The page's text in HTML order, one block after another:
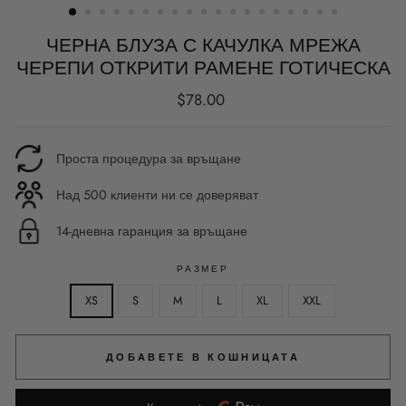
ЧЕРНА БЛУЗА С КАЧУЛКА МРЕЖА
ЧЕРЕПИ ОТКРИТИ РАМЕНЕ ГОТИЧЕСКА
Редовна
$78.00
Проста процедура за връщане
Над 500 клиенти ни се доверяват
14-дневна гаранция за връщане
РАЗМЕР
XS S M L XL XXL
ДОБАВЕТЕ В КОШНИЦАТА